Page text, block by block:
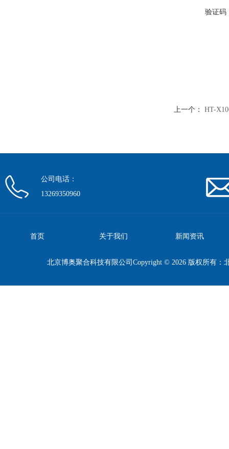
验证码
上一个： HT-
公司电话：
13269350960
首页 关于我们 新闻资讯
北京博奥聚合科技有限公司Copyright © 2026 版权所有